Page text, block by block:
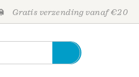
Gratis verzending vanaf €20